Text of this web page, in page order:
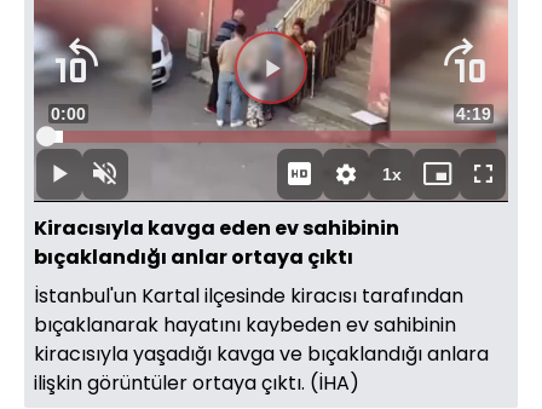
Videoyu
Oynat
OynatSesi
Aç
Süre
0:00 Toplam
Süre
4:19
Yüklendi:
3.83%
1xOynatma
Hızı
Mini
oynatıcı
Tam
Ekran
Kiracısıyla kavga eden ev sahibinin
bıçaklandığı anlar ortaya çıktı
İstanbul'un Kartal ilçesinde kiracısı tarafından
bıçaklanarak hayatını kaybeden ev sahibinin
kiracısıyla yaşadığı kavga ve bıçaklandığı anlara
ilişkin görüntüler ortaya çıktı. (İHA)